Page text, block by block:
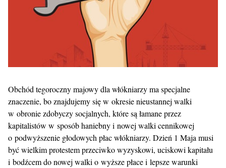
Obchód tegoroczny majowy dla włókniarzy ma specjalne
znaczenie, bo znajdujemy się w okresie nieustannej walki
w obronie zdobyczy socjalnych, które są łamane przez
kapitalistów w sposób haniebny i nowej walki cennikowej
o podwyższenie głodowych płac włókniarzy. Dzień 1 Maja musi
być wielkim protestem przeciwko wyzyskowi, uciskowi kapitału
i bodźcem do nowej walki o wyższe płace i lepsze warunki